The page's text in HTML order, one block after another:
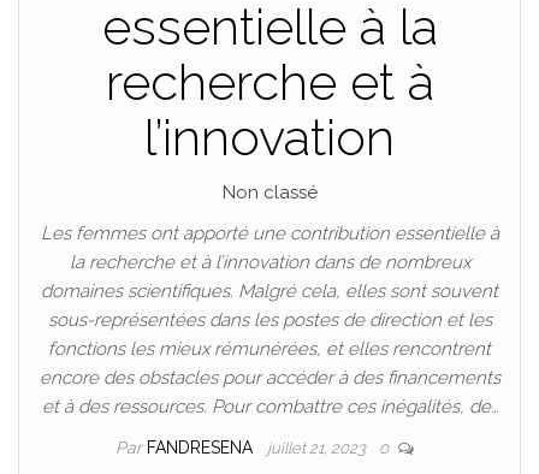
essentielle à la
recherche et à
l’innovation
Non classé
Les femmes ont apporté une contribution essentielle à
la recherche et à l’innovation dans de nombreux
domaines scientifiques. Malgré cela, elles sont souvent
sous-représentées dans les postes de direction et les
fonctions les mieux rémunérées, et elles rencontrent
encore des obstacles pour accéder à des financements
et à des ressources. Pour combattre ces inégalités, de…
Par FANDRESENA juillet 21, 2023 0